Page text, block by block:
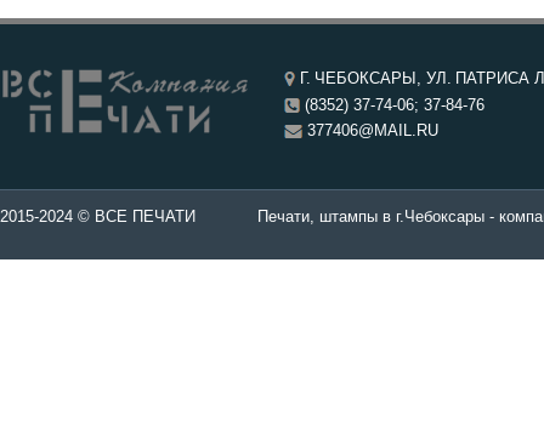
Г. ЧЕБОКСАРЫ, УЛ. ПАТРИСА
(8352) 37-74-06; 37-84-76
377406@MAIL.RU
в Чебоксары. Печати, штампы в г.Чебоксары -
2015-2024 © ВСЕ ПЕЧАТИ